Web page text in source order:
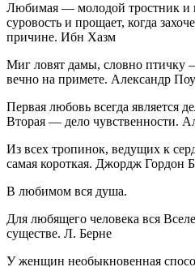
Любимая — молодой тростник и
суровость и прощает, когда
причине. Ибн Хазм
Миг ловят дамы, словно птичку
вечно на примете. Александр
Первая любовь всегда является
Вторая — дело чувственности.
Из всех тропинок, ведущих к
самая короткая. Джордж Гордон
В любимом вся душа.
Для любящего человека вся
существе. Л. Берне
У женщин необыкновенная